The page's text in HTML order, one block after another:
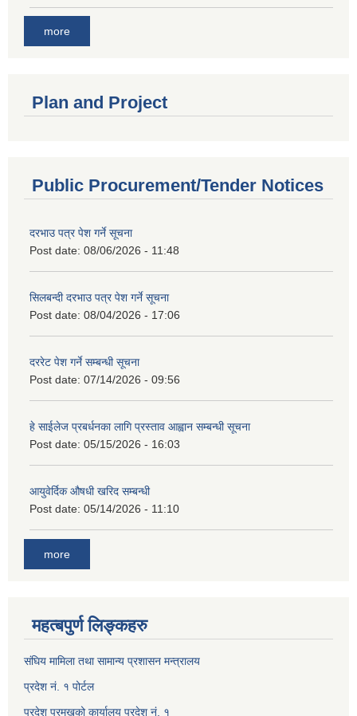
more
Plan and Project
Public Procurement/Tender Notices
दरभाउ पत्र पेश गर्ने सूचना
Post date: 08/06/2026 - 11:48
सिलबन्दी दरभाउ पत्र पेश गर्ने सूचना
Post date: 08/04/2026 - 17:06
दररेट पेश गर्ने सम्बन्धी सूचना
Post date: 07/14/2026 - 09:56
हे साईलेज प्रबर्धनका लागि प्रस्ताव आह्वान सम्बन्धी सूचना
Post date: 05/15/2026 - 16:03
आयुवेर्दिक औषधी खरिद सम्बन्धी
Post date: 05/14/2026 - 11:10
more
महत्बपुर्ण लिङ्कहरु
संघिय मामिला तथा सामान्य प्रशासन मन्त्रालय
प्रदेश नं. १ पोर्टल
प्रदेश प्रमुखको कार्यालय प्रदेश नं. १